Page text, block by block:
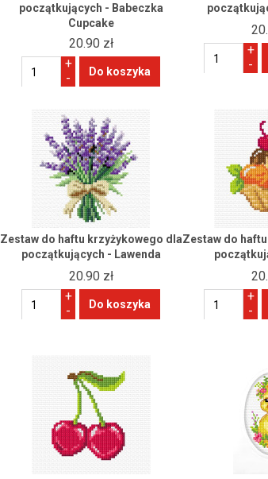
początkujących - Babeczka
Cupcake
20.90 zł
+
-
+
-
Zestaw do haftu krzyżykowego dla
początkujących - Lawenda
20.90 zł
+
-
Zestaw do
+
-